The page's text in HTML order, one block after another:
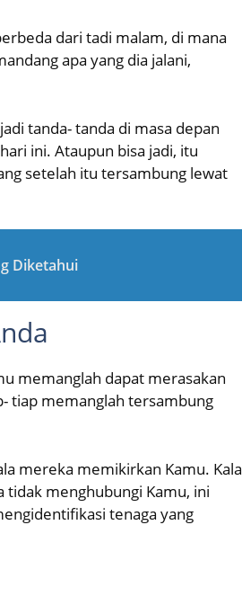
dari tadi malam, di mana
apa yang dia jalani,
tanda- tanda di masa depan
ini. Ataupun bisa jadi, itu
setelah itu tersambung lewat
Diketahui
memanglah dapat merasakan
tiap memanglah tersambung
mereka memikirkan Kamu. Kala
tidak menghubungi Kamu, ini
tenaga yang